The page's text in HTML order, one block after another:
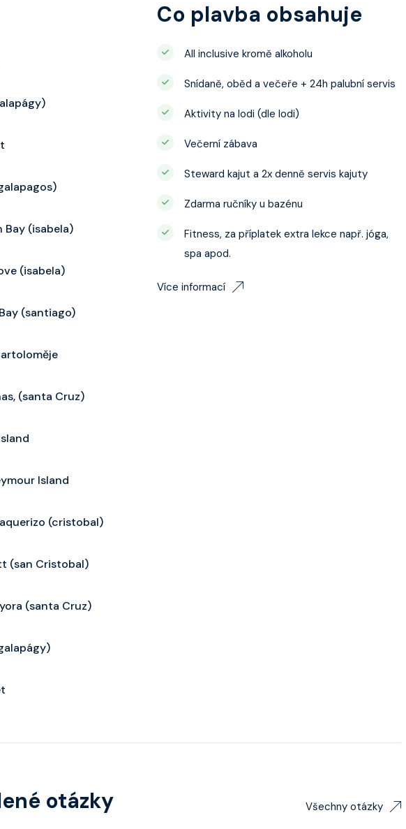
Bay (isabela)
(isabela)
(santiago)
(santa Cruz)
Island
(cristobal)
(san Cristobal)
(santa Cruz)
Co plavba obsahuje
All inclusive kromě alkoholu
Snídaně, oběd a večeře + 24h palubní servis
Aktivity na lodi (dle lodi)
Večerní zábava
Steward kajut a 2x denně servis kajuty
Zdarma ručníky u bazénu
Fitness, za příplatek extra lekce např. jóga,
spa apod.
Více informací
otázky Všechny otázky